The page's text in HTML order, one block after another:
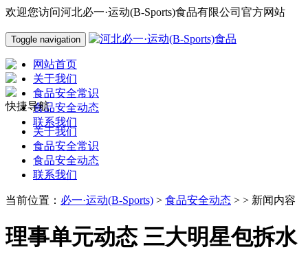
欢迎您访问河北必一·运动(B-Sports)食品有限公司官方网站
Toggle navigation
网站首页
关于我们
食品安全常识
食品安全动态
联系我们
快捷导航
关于我们
食品安全常识
食品安全动态
联系我们
当前位置： 必一·运动(B-Sports) > 食品安全动态 > > 新闻内容
理事单元动态 三大明星包拆水